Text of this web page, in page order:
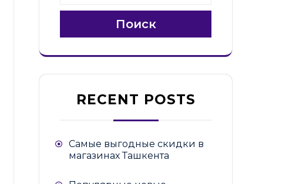
Поиск
RECENT POSTS
Самые выгодные скидки в
магазинах Ташкента